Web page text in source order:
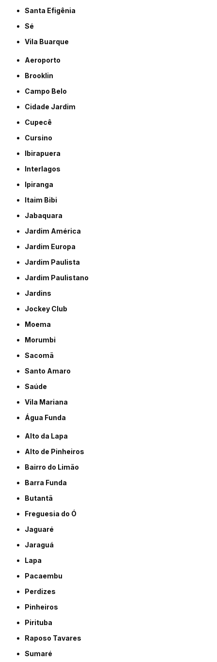
Santa Efigênia
Sé
Vila Buarque
Aeroporto
Brooklin
Campo Belo
Cidade Jardim
Cupecê
Cursino
Ibirapuera
Interlagos
Ipiranga
Itaim Bibi
Jabaquara
Jardim América
Jardim Europa
Jardim Paulista
Jardim Paulistano
Jardins
Jockey Club
Moema
Morumbi
Sacomã
Santo Amaro
Saúde
Vila Mariana
Água Funda
Alto da Lapa
Alto de Pinheiros
Bairro do Limão
Barra Funda
Butantã
Freguesia do Ó
Jaguaré
Jaraguá
Lapa
Pacaembu
Perdizes
Pinheiros
Pirituba
Raposo Tavares
Sumaré